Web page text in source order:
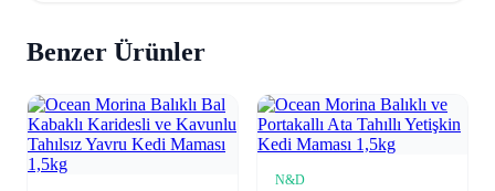
Benzer Ürünler
N&D